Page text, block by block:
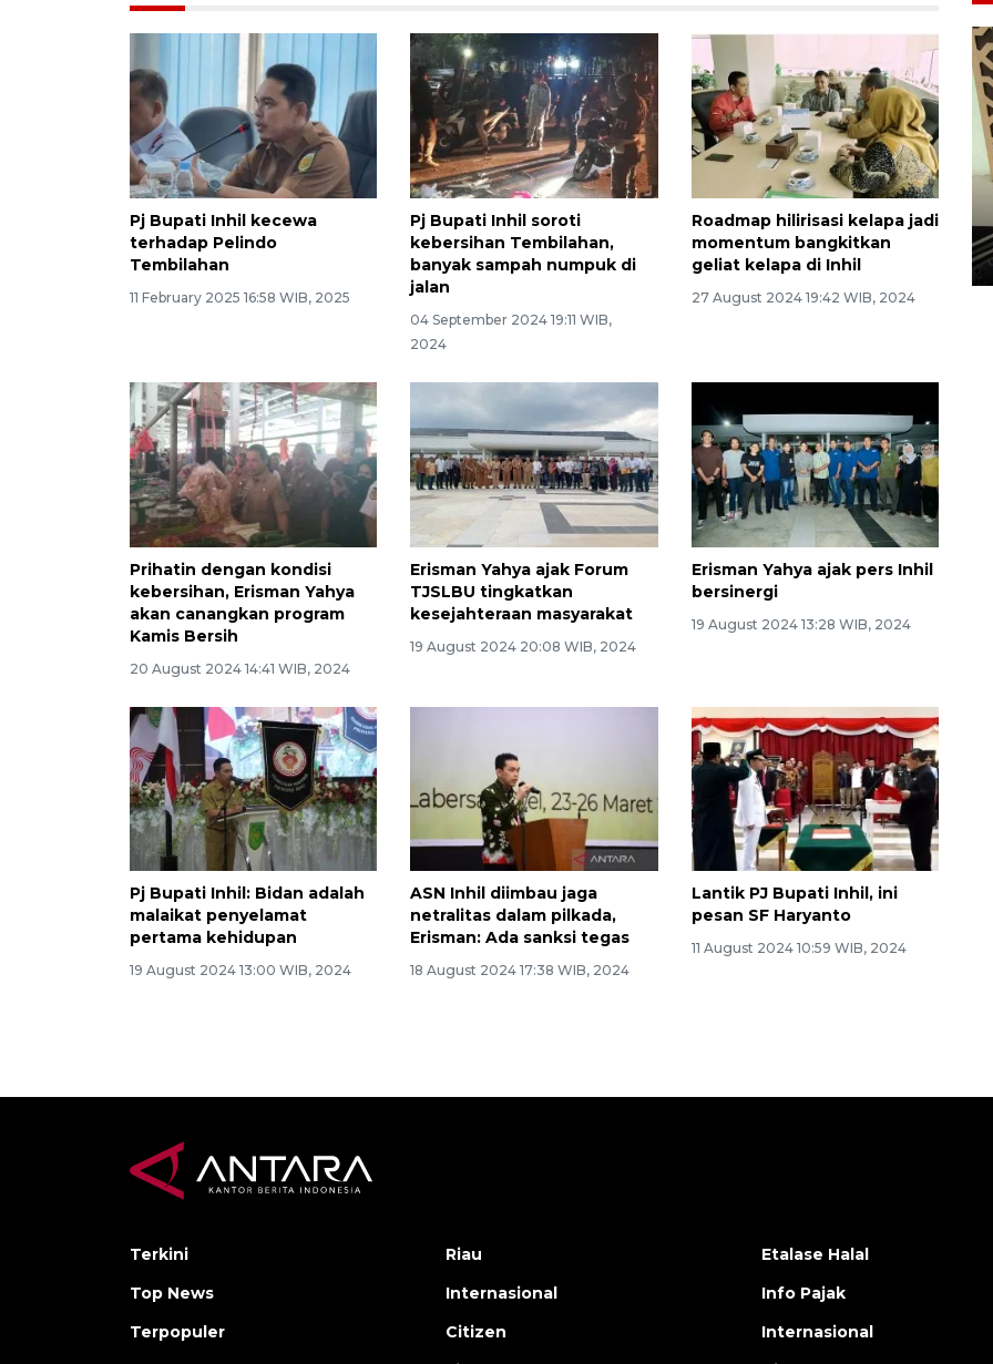
Pj Bupati Inhil kecewa
terhadap Pelindo
Tembilahan
11 February 2025 16:58 WIB, 2025
Pj Bupati Inhil soroti
kebersihan Tembilahan,
banyak sampah numpuk di
jalan
04 September 2024 19:11 WIB,
2024
Roadmap hilirisasi kelapa jadi
momentum bangkitkan
geliat kelapa di Inhil
27 August 2024 19:42 WIB, 2024
Prihatin dengan kondisi
kebersihan, Erisman Yahya
akan canangkan program
Kamis Bersih
20 August 2024 14:41 WIB, 2024
Erisman Yahya ajak Forum
TJSLBU tingkatkan
kesejahteraan masyarakat
19 August 2024 20:08 WIB, 2024
Erisman Yahya ajak pers Inhil
bersinergi
19 August 2024 13:28 WIB, 2024
Pj Bupati Inhil: Bidan adalah
malaikat penyelamat
pertama kehidupan
19 August 2024 13:00 WIB, 2024
ASN Inhil diimbau jaga
netralitas dalam pilkada,
Erisman: Ada sanksi tegas
18 August 2024 17:38 WIB, 2024
Lantik PJ Bupati Inhil, ini
pesan SF Haryanto
11 August 2024 10:59 WIB, 2024
Penanaman 3000 batang
bakau merah di Dumai
20 September 2025 12:14 WIB
Terkini
Top News
Terpopuler
Riau
Internasional
Citizen
Etalase Halal
Info Pajak
Internasional